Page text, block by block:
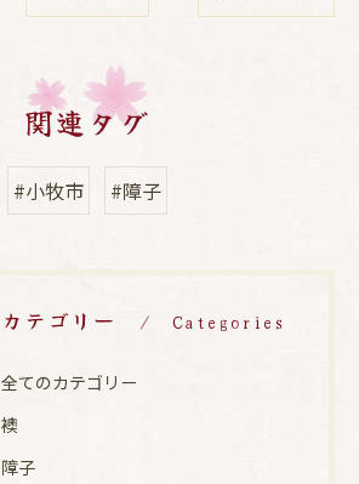
関連タグ
#小牧市 #障子
カテゴリー Categories
全てのカテゴリー
襖
障子